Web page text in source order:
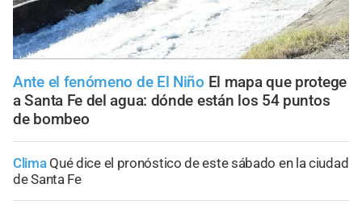
Ante el fenómeno de El Niño El mapa que protege
a Santa Fe del agua: dónde están los 54 puntos
de bombeo
Clima Qué dice el pronóstico de este sábado en la ciudad
de Santa Fe